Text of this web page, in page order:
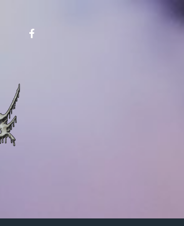
Metalboys